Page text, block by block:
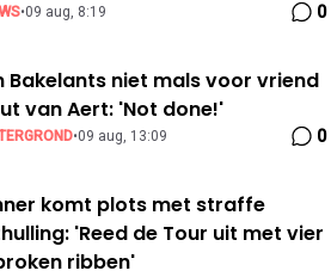
•09 aug, 8:19 0
Bakelants niet mals voor vriend
van Aert: 'Not done!'
•09 aug, 13:09 0
komt plots met straffe
'Reed de Tour uit met vier
ribben'